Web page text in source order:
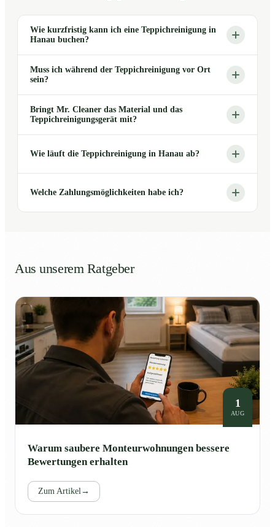
Wie kurzfristig kann ich eine Teppichreinigung in
Hanau buchen?
Muss ich während der Teppichreinigung vor Ort
sein?
Bringt Mr. Cleaner das Material und das
Teppichreinigungsgerät mit?
Wie läuft die Teppichreinigung in Hanau ab?
Welche Zahlungsmöglichkeiten habe ich?
Aus unserem Ratgeber
1
AUG
Warum saubere Monteurwohnungen bessere
Bewertungen erhalten
Zum Artikel →